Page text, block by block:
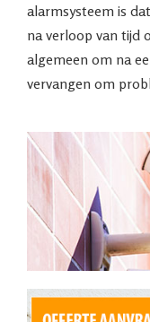
alarmsysteem is
na verloop van tijd
algemeen om na
vervangen om